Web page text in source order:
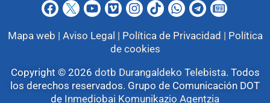
Mapa web | Aviso Legal | Política de Privacidad | Política
de cookies
Copyright © 2026 dotb Durangaldeko Telebista. Todos
los derechos reservados. Grupo de Comunicación DOT
de Inmediobai Komunikazio Agentzia